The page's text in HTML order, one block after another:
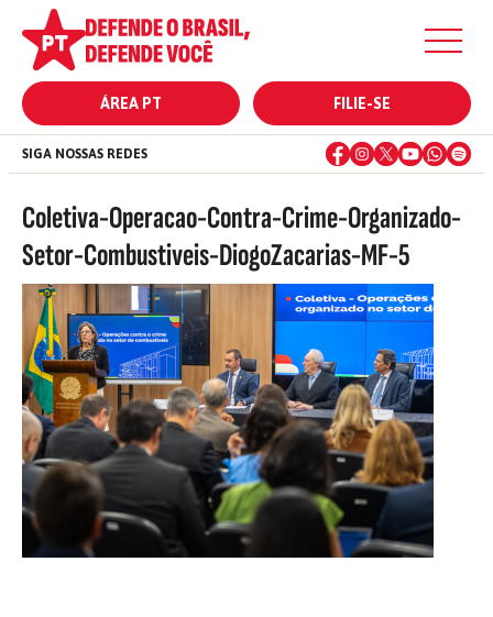
ÁREA PT FILIE-SE
SIGA NOSSAS REDES
Coletiva-Operacao-Contra-Crime-Organizado-
Setor-Combustiveis-DiogoZacarias-MF-5